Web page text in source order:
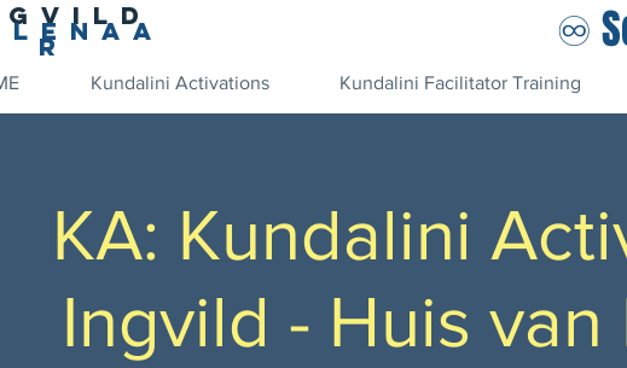
r ♾️
Kundalini Activations Kundalini Facilitator Training
KA: Kundalini
Ingvild - Huis